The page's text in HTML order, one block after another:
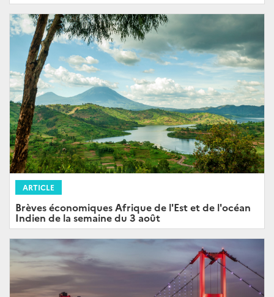
ARTICLE
Brèves économiques Afrique de l'Est et de l'océan
Indien de la semaine du 3 août